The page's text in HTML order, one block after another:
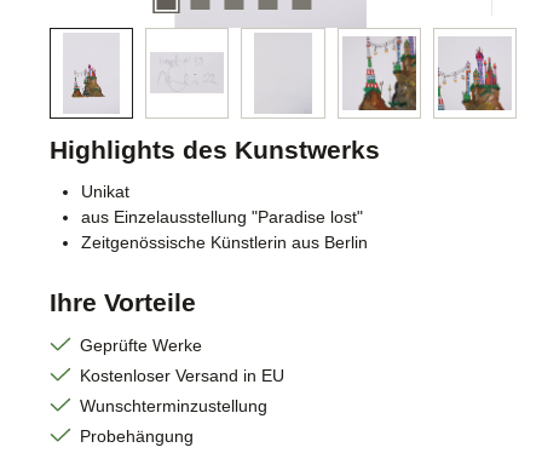
Highlights des Kunstwerks
Unikat
aus Einzelausstellung "Paradise lost"
Zeitgenössische Künstlerin aus Berlin
Ihre Vorteile
Geprüfte Werke
Kostenloser Versand in EU
Wunschterminzustellung
Probehängung